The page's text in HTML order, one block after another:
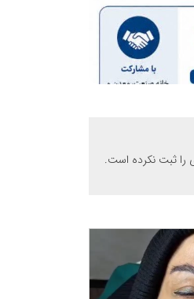
را ثبت نکرده است.